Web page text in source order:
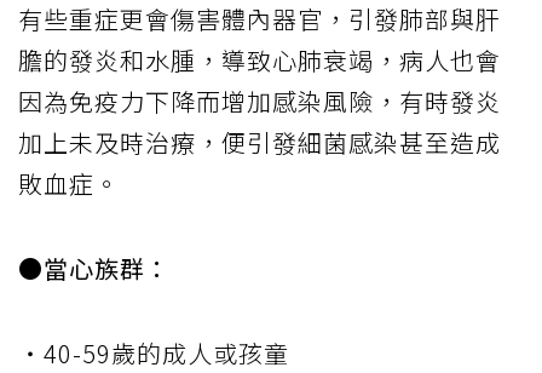
有些重症更會傷害體內器官，引發肺部與肝
膽的發炎和水腫，導致心肺衰竭，病人也會
因為免疫力下降而增加感染風險，有時發炎
加上未及時治療，便引發細菌感染甚至造成
敗血症。
●當心族群：
・40-59歲的成人或孩童